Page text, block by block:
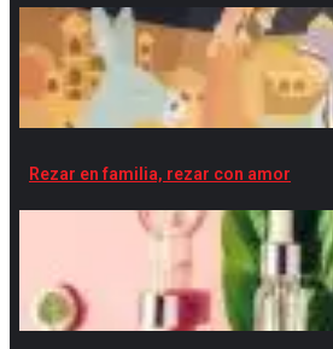
Rezar en familia, rezar con amor